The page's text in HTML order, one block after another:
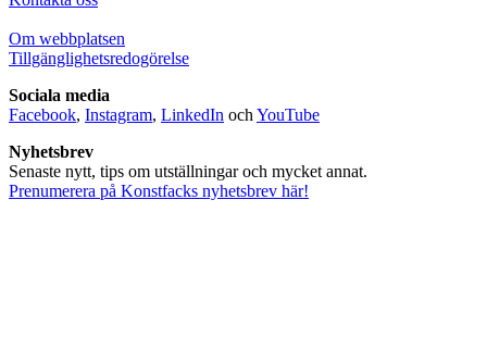
Om webbplatsen
Tillgänglighetsredogörelse
Sociala media
Facebook, Instagram, LinkedIn och YouTube
Nyhetsbrev
Senaste nytt, tips om utställningar och mycket annat.
Prenumerera på Konstfacks nyhetsbrev här!